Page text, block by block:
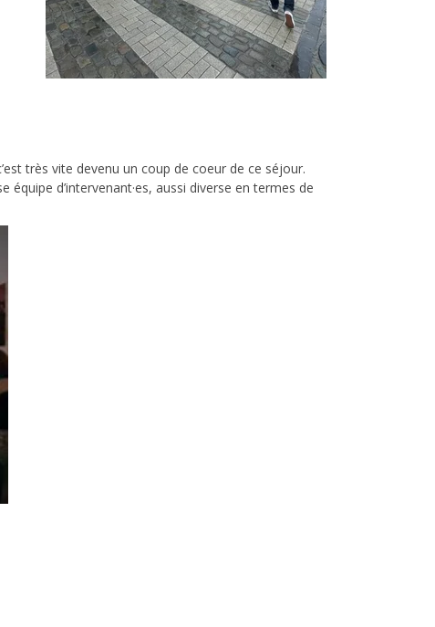
très vite devenu un coup de coeur de ce séjour.
d’intervenant·es, aussi diverse en termes de